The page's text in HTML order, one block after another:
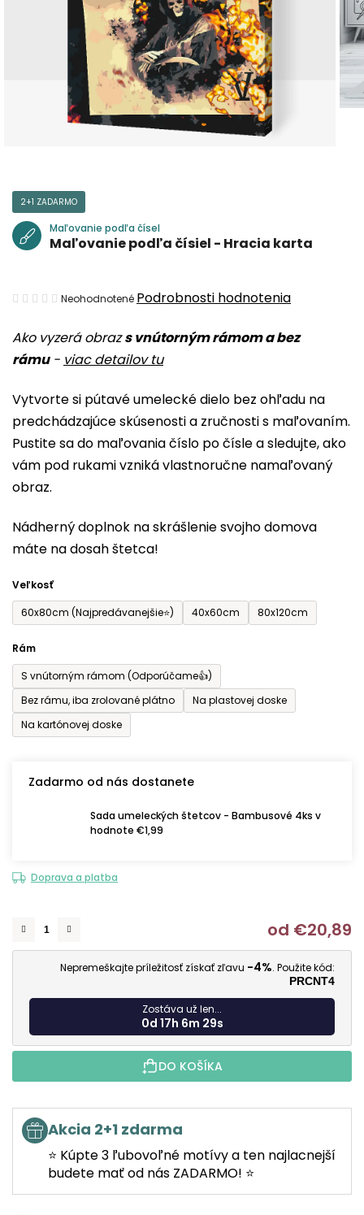
Ako vyzerá obrazs vnútorným rámom a bez
rámu- viac detailov tu
Vytvorte si pútavé umelecké dielo bez ohľadu na
predchádzajúce skúsenosti a zručnosti s maľovaním.
Pustite sa do maľovania číslo po čísle a sledujte, ako
vám pod rukami vzniká vlastnoručne namaľovaný
obraz.
Nádherný doplnok na skrášlenie svojho domova
máte na dosah štetca!
Veľkosť
60x80cm (Najpredávanejšie⭐)
40x60cm 80x120cm
Rám
S vnútorným rámom (Odporúčame👍)
Bez rámu, iba zrolované plátno
Na plastovej doske
Na kartónovej doske
Zadarmo od nás dostanete
Sada umeleckých štetcov - Bambusové 4ks v
hodnote €1,99
Doprava a platba
od €20,89
Nepremeškajte príležitosť získať zľavu -4%. Použite kód:
PRCNT4
Zostáva už len...
0d 17h 6m 28s
DO KOŠÍKA
Akcia 2+1 zdarma
⭐ Kúpte 3 ľubovoľné motívy a ten najlacnejší
budete mať od nás ZADARMO! ⭐
2+1 ZADARMO
Maľovanie podľa čísel
Maľovanie podľa čísiel - Hracia karta
Priemerné
produktu
je
z
5
hviezdičiek.
Neohodnotené Podrobnosti hodnotenia